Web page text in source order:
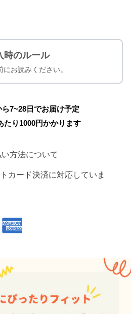
時のルール
にお読みください。
7~28日でお届け予定
たり 1000円かかります
方法について
カード決済に対応していま